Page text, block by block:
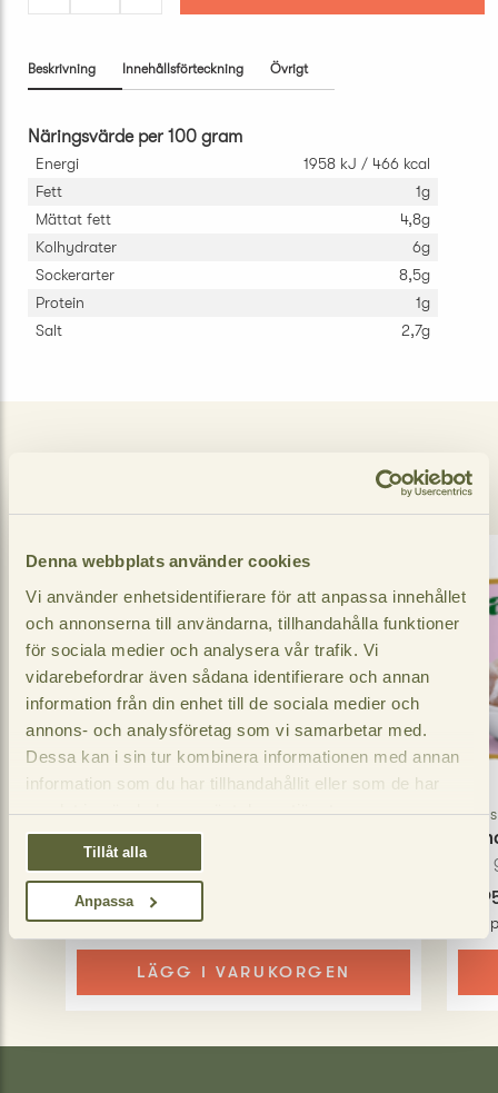
Denna webbplats använder cookies
Vi använder enhetsidentifierare för att anpassa innehållet
och annonserna till användarna, tillhandahålla funktioner
för sociala medier och analysera vår trafik. Vi
vidarebefordrar även sådana identifierare och annan
information från din enhet till de sociala medier och
annons- och analysföretag som vi samarbetar med.
Dessa kan i sin tur kombinera informationen med annan
information som du har tillhandahållit eller som de har
samlat in när du har använt deras tjänster.
Tillåt alla
Anpassa
Beskrivning Innehållsförteckning Övrigt
Näringsvärde per 100 gram
Energi
1958 kJ / 466 kcal
Fett
1g
Mättat fett
4,8g
Kolhydrater
6g
Sockerarter
8,5g
Protein
1g
Salt
2,7g
LIKNANDE PRODUKTER
Swisslion
Isleri Duopack
280 gram
30,95 SEK
Jmf pris:110,54 / kg
LÄGG I VARUKORGEN
Jmf